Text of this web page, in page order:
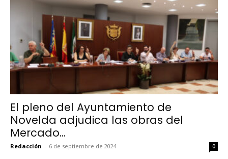
El pleno del Ayuntamiento de
Novelda adjudica las obras del
Mercado...
Redacción - 6 de septiembre de 2024 0